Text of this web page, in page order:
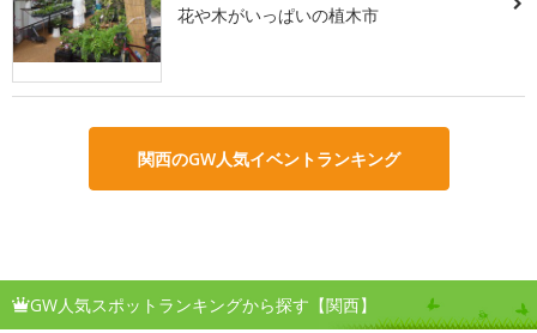
花や木がいっぱいの植木市
関西のGW人気イベントランキング
GW人気スポットランキングから探す【関西】